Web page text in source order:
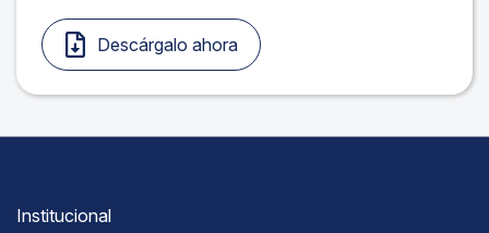
Descárgalo ahora
Institucional